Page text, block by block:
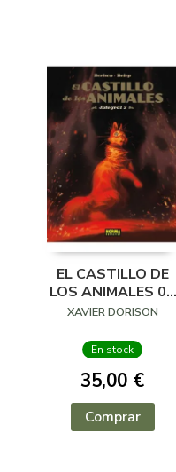
EL CASTILLO DE
LOS ANIMALES 02
DE 02 INTEGRAL
XAVIER DORISON
En stock
35,00 €
Comprar